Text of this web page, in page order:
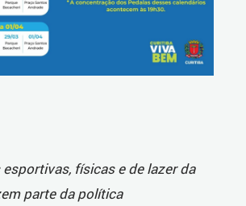
físicas e de lazer da
parte da política